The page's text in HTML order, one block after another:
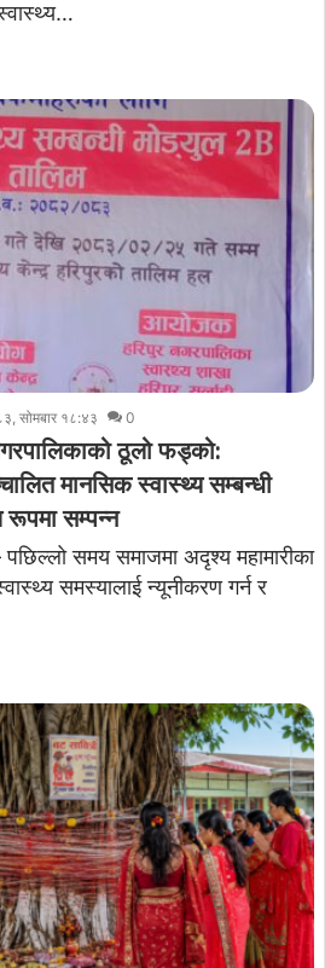
सोमबार १८:४३ 0
ठूलो फड्को:
मानसिक स्वास्थ्य सम्बन्धी
रूपमा सम्पन्न
समय समाजमा अदृश्य महामारीका
समस्यालाई न्यूनीकरण गर्न र